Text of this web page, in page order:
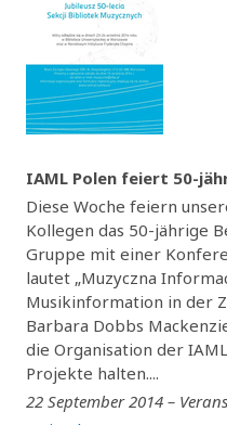
IAML Polen feiert 50-
Diese Woche feiern
Kollegen das 50-jährige
Gruppe mit einer
lautet „Muzyczna
Musikinformation in der
Barbara Dobbs
die Organisation der
Projekte halten....
22 September 2014 –